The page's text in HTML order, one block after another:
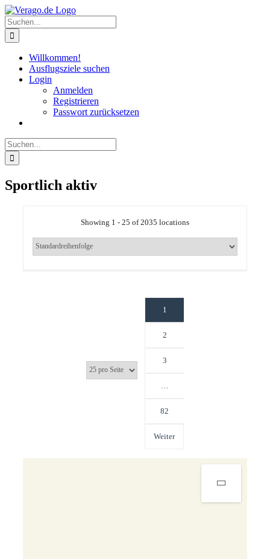
Zum
Inhalt
springen
Suche
nach:
Willkommen!
Ausflugsziele suchen
Login
Anmelden
Registrieren
Passwort zurücksetzen
Suche
nach:
Sportlich aktiv
Showing 1 - 25 of 2035 locations
1
2
3
82
Weiter